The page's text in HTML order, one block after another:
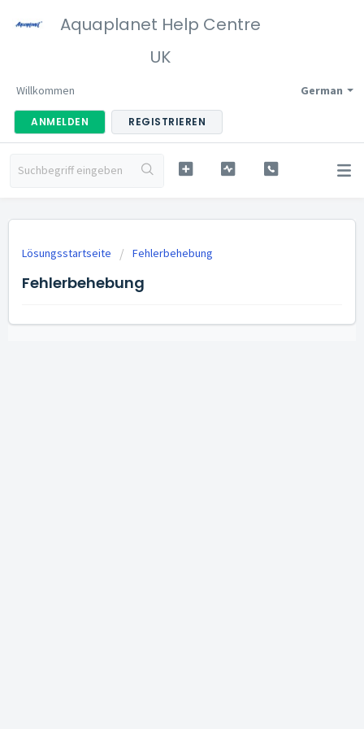
Aquaplanet Help Centre
UK
German
Willkommen
ANMELDEN REGISTRIEREN
Lösungsstartseite Fehlerbehebung
Fehlerbehebung